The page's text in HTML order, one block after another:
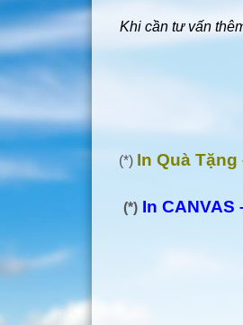
Khi cần tư vấn
(*) In Quà
(*) In CANVAS